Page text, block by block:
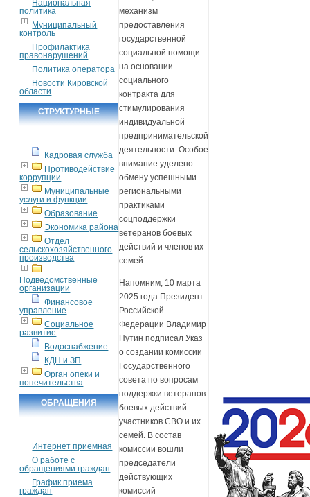
Национальная
политика
Муниципальный
контроль
Профилактика
правонарушений
Политика оператора
Новости Кировской
области
СТРУКТУРНЫЕ
Кадровая служба
Противодействие
коррупции
Муниципальные
услуги и функции
Образование
Экономика района
Отдел
сельскохозяйственного
производства
Подведомственные
организации
Финансовое
управление
Социальное
развитие
Водоснабжение
КДН и ЗП
Орган опеки и
попечительства
ОБРАЩЕНИЯ
Интернет приемная
О работе с
обращениями граждан
График приема
граждан
механизм
предоставления
государственной
социальной помощи
на основании
социального
контракта для
стимулирования
индивидуальной
предпринимательской
деятельности. Особое
внимание уделено
обмену успешными
региональными
практиками
соцподдержки
ветеранов боевых
действий и членов их
семей.
Напомним, 10 марта
2025 года Президент
Российской
Федерации Владимир
Путин подписал Указ
о создании комиссии
Государственного
совета по вопросам
поддержки ветеранов
боевых действий –
участников СВО и их
семей. В состав
комиссии вошли
председатели
действующих
комиссий